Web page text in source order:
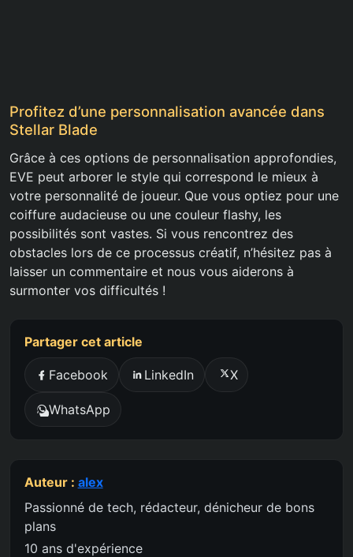
Profitez d’une personnalisation avancée dans
Stellar Blade
Grâce à ces options de personnalisation approfondies,
EVE peut arborer le style qui correspond le mieux à
votre personnalité de joueur. Que vous optiez pour une
coiffure audacieuse ou une couleur flashy, les
possibilités sont vastes. Si vous rencontrez des
obstacles lors de ce processus créatif, n’hésitez pas à
laisser un commentaire et nous vous aiderons à
surmonter vos difficultés !
Partager cet article
Facebook LinkedIn X
WhatsApp
Auteur : alex
Passionné de tech, rédacteur, dénicheur de bons
plans
10 ans d'expérience